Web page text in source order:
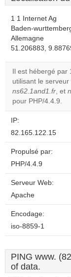
1 1 Internet Ag
Baden-
Allemagne
51.206883,
Il est hébergé
utilisant le
ns62.1and1.fr, et
pour PHP/4.4.9.
IP:
82.165.122.15
Propulsé par:
PHP/4.4.9
Serveur Web:
Apache
Encodage:
iso-8859-1
PING www.
of data.